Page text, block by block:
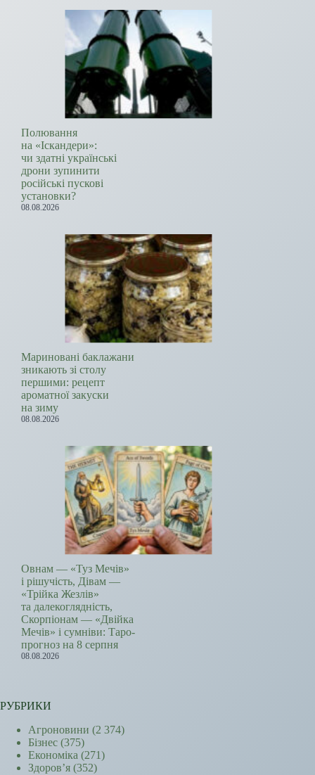
Полювання
на «Іскандери»:
чи здатні українські
дрони зупинити
російські пускові
установки?
08.08.2026
Мариновані баклажани
зникають зі столу
першими: рецепт
ароматної закуски
на зиму
08.08.2026
Овнам — «Туз Мечів»
і рішучість, Дівам —
«Трійка Жезлів»
та далекоглядність,
Скорпіонам — «Двійка
Мечів» і сумніви: Таро-
прогноз на 8 серпня
08.08.2026
РУБРИКИ
Агроновини (2 374)
Бізнес (375)
Економіка (271)
Здоров’я (352)